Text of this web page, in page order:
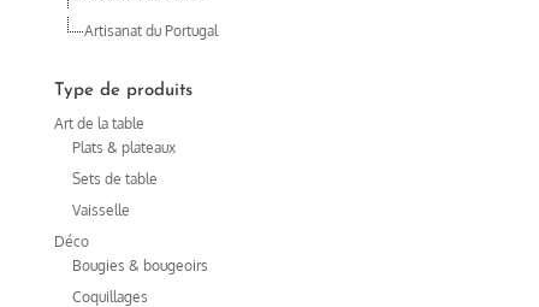
Artisanat du Portugal
Type de produits
Art de la table
Plats & plateaux
Sets de table
Vaisselle
Déco
Bougies & bougeoirs
Coquillages